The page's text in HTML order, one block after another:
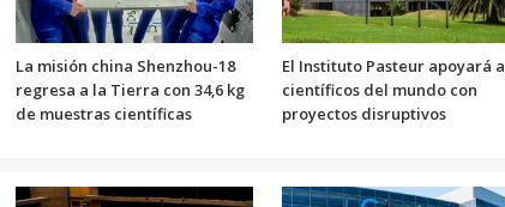
La misión china Shenzhou-18
regresa a la Tierra con 34,6 kg
de muestras científicas
El Instituto Pasteur apoyará a
científicos del mundo con
proyectos disruptivos